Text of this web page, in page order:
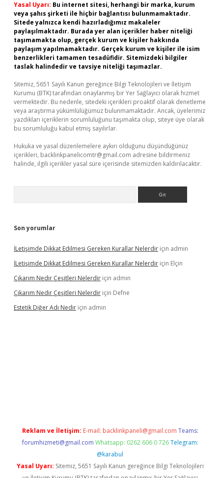
Yasal Uyarı: Bu internet sitesi, herhangi bir marka, kurum
veya şahıs şirketi ile hiçbir bağlantısı bulunmamaktadır.
Sitede yalnızca kendi hazırladığımız makaleler
paylaşılmaktadır. Burada yer alan içerikler haber niteliği
taşımamakta olup, gerçek kurum ve kişiler hakkında
paylaşım yapılmamaktadır. Gerçek kurum ve kişiler ile isim
benzerlikleri tamamen tesadüfidir. Sitemizdeki bilgiler
taslak halindedir ve tavsiye niteliği taşımazlar.
Sitemiz, 5651 Sayılı Kanun gereğince Bilgi Teknolojileri ve İletişim
Kurumu (BTK) tarafından onaylanmış bir Yer Sağlayıcı olarak hizmet
vermektedir. Bu nedenle, sitedeki içerikleri proaktif olarak denetleme
veya araştırma yükümlülüğümüz bulunmamaktadır. Ancak, üyelerimiz
yazdıkları içeriklerin sorumluluğunu taşımakta olup, siteye üye olarak
bu sorumluluğu kabul etmiş sayılırlar.
Hukuka ve yasal düzenlemelere aykırı olduğunu düşündüğünüz
içerikleri, backlinkpanelicomtr@gmail.com adresine bildirmeniz
halinde, ilgili içerikler yasal süre içerisinde sitemizden kaldırılacaktır.
Son yorumlar
İLetişimde Dikkat Edilmesi Gereken Kurallar Nelerdir için admin
İLetişimde Dikkat Edilmesi Gereken Kurallar Nelerdir için Elçin
Çıkarım Nedir Çeşitleri Nelerdir için admin
Çıkarım Nedir Çeşitleri Nelerdir için Defne
Estetik Diğer Adı Nedir için admin
Reklam ve İletişim: E-mail: backlinkpaneli@gmail.com Teams:
forumhizmeti@gmail.com Whatsapp: 0262 606 0 726 Telegram:
@karabul
Yasal Uyarı: Sitemiz, 5651 Sayılı Kanun gereğince Bilgi Teknolojileri